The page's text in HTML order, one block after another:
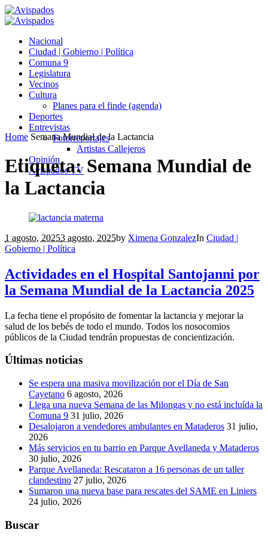
Nacional
Ciudad | Gobierno | Política
Comuna 9
Legislatura
Vecinos
Cultura
Planes para el finde (agenda)
Deportes
Entrevistas
Fotorreportajes
Artistas Callejeros
Opinión
Avispados TV
Home Semana Mundial de la Lactancia
Etiqueta:Semana Mundial de
la Lactancia
1 agosto, 20253 agosto, 2025by Ximena GonzalezIn Ciudad |
Gobierno | Política
Actividades en el Hospital Santojanni por
la Semana Mundial de la Lactancia 2025
La fecha tiene el propósito de fomentar la lactancia y mejorar la
salud de los bebés de todo el mundo. Todos los nosocomios
públicos de la Ciudad tendrán propuestas de concientización.
Últimas noticias
Se espera una masiva movilización por el Día de San
Cayetano 6 agosto, 2026
Llega una nueva Semana de las Milongas y no está incluída la
Comuna 9 31 julio, 2026
Desalojaron a vendedores ambulantes en Mataderos 31 julio,
2026
Más servicios en tu barrio en Parque Avellaneda y Mataderos
30 julio, 2026
Parque Avellaneda: Rescataron a 16 personas de un taller
clandestino 27 julio, 2026
Sumaron una nueva base para rescates del SAME en Liniers
24 julio, 2026
Buscar